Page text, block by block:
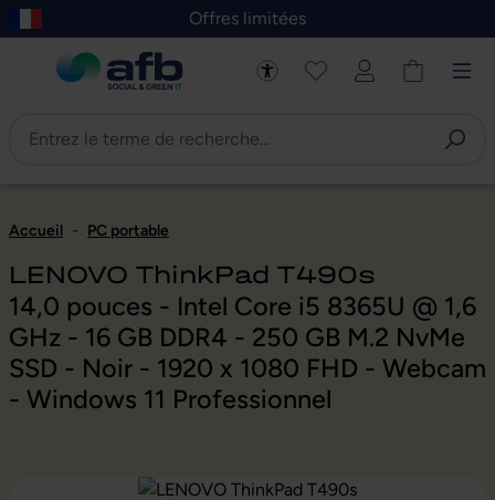
au contenu principal
Skip to B2B platform navigation
Offres limitées
Accueil - PC portable
LENOVO ThinkPad T490s
14,0 pouces - Intel Core i5 8365U @ 1,6
GHz - 16 GB DDR4 - 250 GB M.2 NvMe
SSD - Noir - 1920 x 1080 FHD - Webcam
- Windows 11 Professionnel
Ignorer la galerie d'images